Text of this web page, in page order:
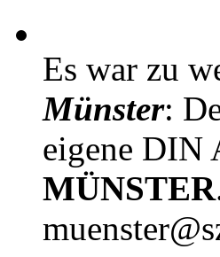
Es war zu
Münster:
eigene DIN
MÜNSTER